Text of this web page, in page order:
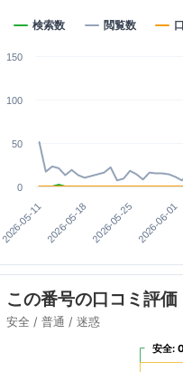
検索数 閲覧数
2026-05-11 2026-05-18 2026-05-25 2026-06-01
0
50
100
150
この番号の口コミ評価
安全 / 普通 / 迷惑
安全:
安全: